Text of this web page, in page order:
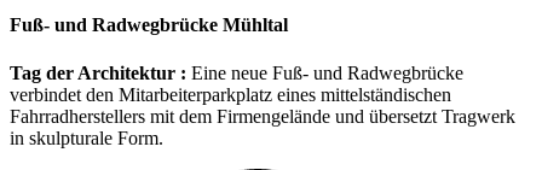
Fuß- und Radwegbrücke Mühltal
Tag der Architektur : Eine neue Fuß- und Radwegbrücke
verbindet den Mitarbeiterparkplatz eines mittelständischen
Fahrradherstellers mit dem Firmengelände und übersetzt Tragwerk
in skulpturale Form.